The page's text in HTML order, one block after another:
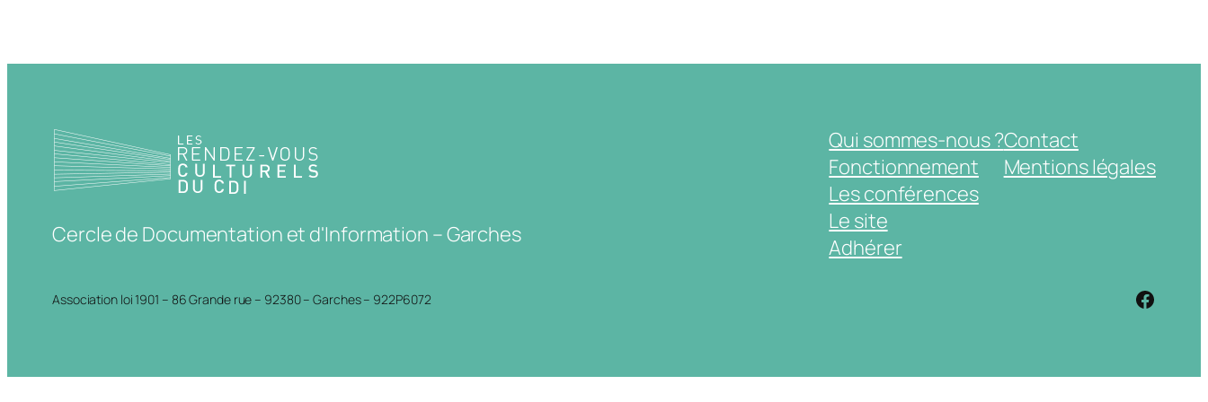
Cercle de Documentation et d'Information – Garches
Qui sommes-nous ?
Fonctionnement
Les conférences
Le site
Adhérer
Contact
Mentions légales
Association loi 1901 – 86 Grande rue – 92380 – Garches – 922P6072